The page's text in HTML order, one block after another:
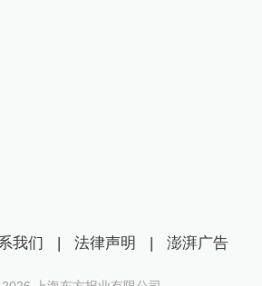
我们 | 法律声明 | 澎湃广告